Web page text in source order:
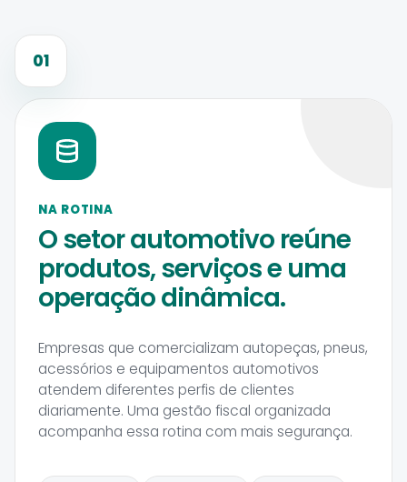
01
NA ROTINA
O setor automotivo reúne
produtos, serviços e uma
operação dinâmica.
Empresas que comercializam autopeças, pneus,
acessórios e equipamentos automotivos
atendem diferentes perfis de clientes
diariamente. Uma gestão fiscal organizada
acompanha essa rotina com mais segurança.